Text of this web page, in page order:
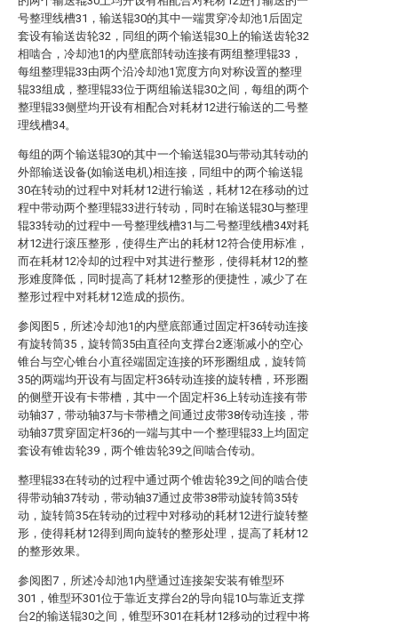
号整理线槽31，输送辊30的其中一端贯穿冷却池1后固定
套设有输送齿轮32，同组的两个输送辊30上的输送齿轮32
相啮合，冷却池1的内壁底部转动连接有两组整理辊33，
每组整理辊33由两个沿冷却池1宽度方向对称设置的整理
辊33组成，整理辊33位于两组输送辊30之间，每组的两个
整理辊33侧壁均开设有相配合对耗材12进行输送的二号整
理线槽34。
每组的两个输送辊30的其中一个输送辊30与带动其转动的
外部输送设备(如输送电机)相连接，同组中的两个输送辊
30在转动的过程中对耗材12进行输送，耗材12在移动的过
程中带动两个整理辊33进行转动，同时在输送辊30与整理
辊33转动的过程中一号整理线槽31与二号整理线槽34对耗
材12进行滚压整形，使得生产出的耗材12符合使用标准，
而在耗材12冷却的过程中对其进行整形，使得耗材12的整
形难度降低，同时提高了耗材12整形的便捷性，减少了在
整形过程中对耗材12造成的损伤。
参阅图5，所述冷却池1的内壁底部通过固定杆36转动连接
有旋转筒35，旋转筒35由直径向支撑台2逐渐减小的空心
锥台与空心锥台小直径端固定连接的环形圈组成，旋转筒
35的两端均开设有与固定杆36转动连接的旋转槽，环形圈
的侧壁开设有卡带槽，其中一个固定杆36上转动连接有带
动轴37，带动轴37与卡带槽之间通过皮带38传动连接，带
动轴37贯穿固定杆36的一端与其中一个整理辊33上均固定
套设有锥齿轮39，两个锥齿轮39之间啮合传动。
整理辊33在转动的过程中通过两个锥齿轮39之间的啮合使
得带动轴37转动，带动轴37通过皮带38带动旋转筒35转
动，旋转筒35在转动的过程中对移动的耗材12进行旋转整
形，使得耗材12得到周向旋转的整形处理，提高了耗材12
的整形效果。
参阅图7，所述冷却池1内壁通过连接架安装有锥型环
301，锥型环301位于靠近支撑台2的导向辊10与靠近支撑
台2的输送辊30之间，锥型环301在耗材12移动的过程中将